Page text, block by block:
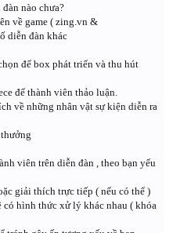
nào chưa?
về game ( zing.vn &
diễn đàn khác
để box phát triển và thu hút
để thành viên thảo luận.
về những nhân vật sự kiện diễn ra
viên trên diễn đàn , theo bạn yếu
giải thích trực tiếp ( nếu có thể )
hình thức xử lý khác nhau ( khóa